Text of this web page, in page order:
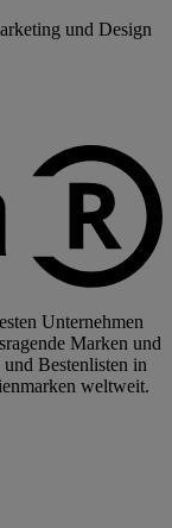
und Design
Unternehmen
Marken und
Bestenlisten in
weltweit.